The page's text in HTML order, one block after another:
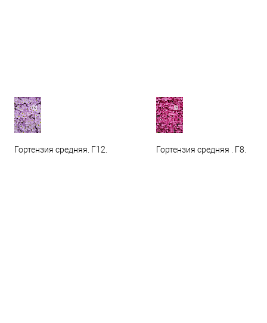
Гортензия средняя. Г12. Гортензия средняя . Г8.